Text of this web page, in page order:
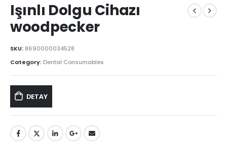
Işınlı Dolgu Cihazı
woodpecker
SKU: 8690000034528
Category: Dental Consumables
DETAY